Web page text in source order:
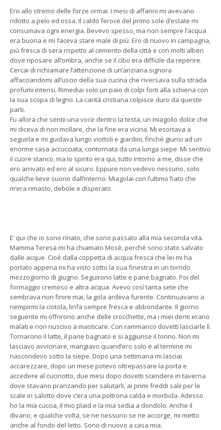
Ero allo stremo delle forze ormai. I mesi di affanni mi avevano
ridotto a pelo ed ossa. Il caldo feroce del primo sole d’estate mi
consumava ogni energia. Bevevo spesso, ma non sempre l’acqua
era buona e mi faceva stare male di più. Ero di nuovo in campagna,
più fresca di sera rispetto al cemento della città e con molti alberi
dove riposare all’ombra, anche se il cibo era difficile da reperire.
Cercai di richiamare l’attenzione di un’anziana signora
affacciandomi all’uscio della sua cucina che riversava sulla strada
profumi intensi. Rimediai solo un paio di colpi forti alla schiena con
la sua scopa di legno. La carità cristiana colpisce duro da queste
parti.
Fu allora che sentii una voce dentro la testa, un miagolio dolce che
mi diceva di non mollare, che la fine era vicina. Mi esortava a
seguirla e mi guidava lungo viottoli e giardini, finché giunsi ad un
enorme casa accucciata, contornata da una lunga siepe. Mi sentivo
il cuore stanco, ma lo spirito era qui, tutto intorno a me, disse che
ero arrivato ed ero al sicuro. Eppure non vedevo nessuno, solo
qualche lieve suono dall’interno. Miagolai con l’ultimo fiato che
m’era rimasto, debole e disperato.
E’ qui che io sono rinato, che sono passato alla mia seconda vita.
Mamma Teresa mi ha chiamato Mosè, perché sono stato salvato
dalle acque. Cioè dalla coppetta di acqua fresca che lei mi ha
portato appena mi ha visto sotto la sua finestra in un torrido
mezzogiorno di giugno. Seguirono latte e pane bagnato. Poi del
formaggio cremoso e altra acqua. Avevo così tanta sete che
sembrava non finire mai, la gola ardeva furente. Continuavano a
riempirmi la ciotola, linfa sempre fresca e abbondante. Il giorno
seguente mi offrirono anche delle crocchette, ma i miei denti erano
malati e non riuscivo a masticare. Con rammarico dovetti lasciarle lì.
Tornarono il latte, il pane bagnato e si aggiunse il tonno. Non mi
lasciavo avvicinare, mangiavo quand’ero solo e al termine mi
nascondevo sotto la siepe. Dopo una settimana mi lasciai
accarezzare, dopo un mese potevo oltrepassare la porta e
accedere al cucinotto, due mesi dopo dovetti scendere in taverna
dove stavano pranzando per salutarli, ai primi freddi salii per le
scale in salotto dove c’era una poltrona calda e morbida. Adesso
ho la mia cuccia, il mio plaid e la mia sedia a dondolo. Anche il
divano, e qualche volta, se ne nessuno se ne accorge, mi metto
anche al fondo del letto. Sono di nuovo a casa mia.